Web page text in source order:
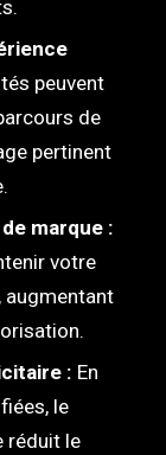
peuvent
de
pertinent
marque :
votre
augmentant
: En
le
réduit le